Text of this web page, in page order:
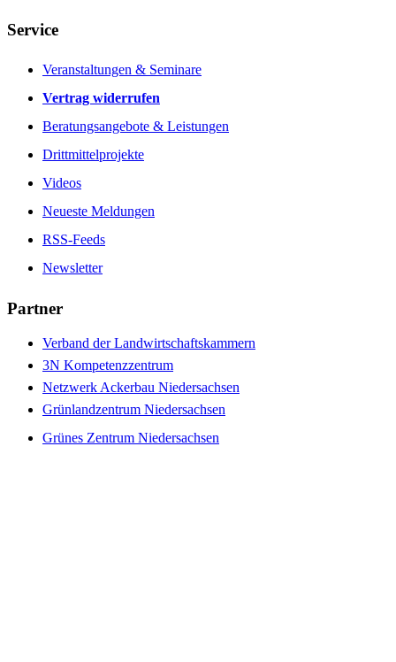
Service
Veranstaltungen & Seminare
Vertrag widerrufen
Beratungsangebote & Leistungen
Drittmittelprojekte
Videos
Neueste Meldungen
RSS-Feeds
Newsletter
Partner
Verband der Landwirtschaftskammern
3N Kompetenzzentrum
Netzwerk Ackerbau Niedersachsen
Grünlandzentrum Niedersachsen
Grünes Zentrum Niedersachsen